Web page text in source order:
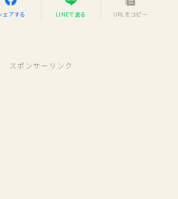
ェアする LINEで送る URLをコピー
スポンサーリンク